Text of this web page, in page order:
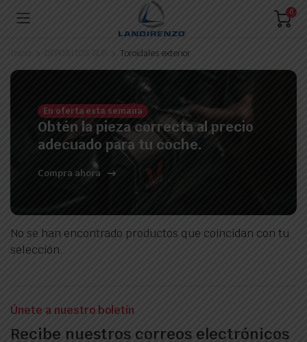
0
Inicio DEPOSITOS GLP Toroidales exterior
En oferta esta semana
Obtén la pieza correcta al precio
adecuado para tu coche.
Compra ahora
No se han encontrado productos que coincidan con tu
selección.
Únete a nuestro boletín
Recibe nuestros correos electrónicos